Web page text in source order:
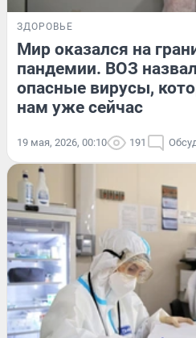
ЗДОРОВЬЕ
Мир оказался на
пандемии. ВОЗ
опасные вирусы,
нам уже сейчас
19 мая, 2026, 00:10 191